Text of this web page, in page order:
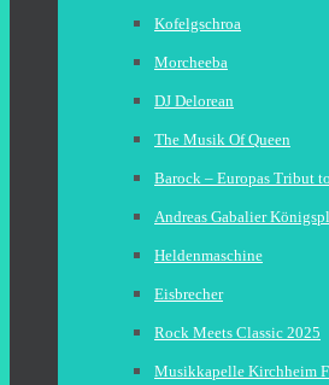
Kofelgschroa
Morcheeba
DJ Delorean
The Musik Of Queen
Barock – Europas Tribut
Andreas Gabalier
Heldenmaschine
Eisbrecher
Rock Meets Classic 2025
Musikkapelle Kirchheim